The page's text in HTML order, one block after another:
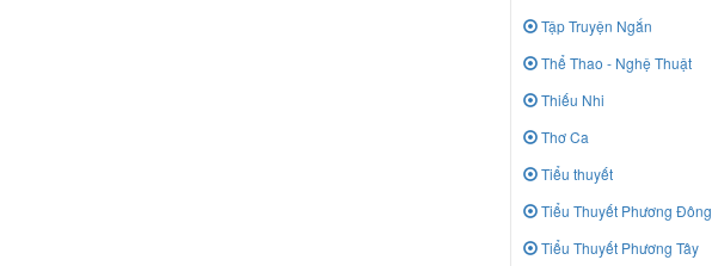
Tập Truyện Ngắn
Thể Thao - Nghệ Thuật
Thiếu Nhi
Thơ Ca
Tiểu thuyết
Tiểu Thuyết Phương Đông
Tiểu Thuyết Phương Tây